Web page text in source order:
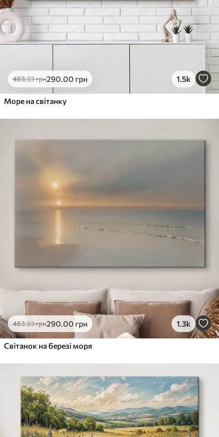
483.33грн290.00 грн 1.5k
Море на світанку
483.33грн290.00 грн 1.3k
Світанок на березі моря